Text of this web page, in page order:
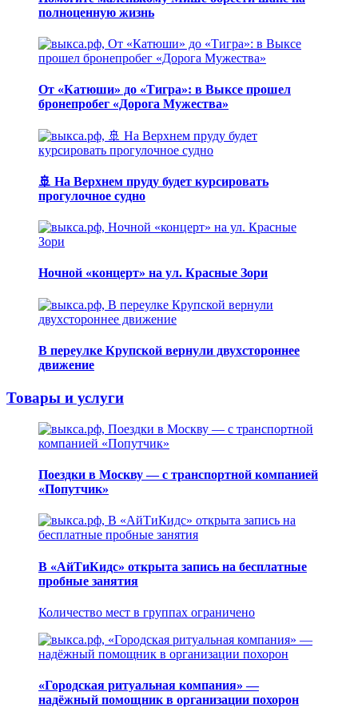
полноценную жизнь
От «Катюши» до «Тигра»: в Выксе прошел
бронепробег «Дорога Мужества»
🚢 На Верхнем пруду будет курсировать
прогулочное судно
Ночной «концерт» на ул. Красные Зори
В переулке Крупской вернули двухстороннее
движение
Товары и услуги
Поездки в Москву — с транспортной компанией
«Попутчик»
В «АйТиКидс» открыта запись на бесплатные
пробные занятия
Количество мест в группах ограничено
«Городская ритуальная компания» —
надёжный помощник в организации похорон